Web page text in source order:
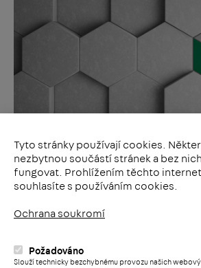
Tyto stránky používají cookies.
nezbytnou součástí stránek a bez
fungovat. Prohlížením těchto
souhlasíte s používáním cookies.
Ochrana soukromí
Požadováno
Slouží technicky bezchybnému provozu našich
Celý sortiment
LinkedIn
YouTube